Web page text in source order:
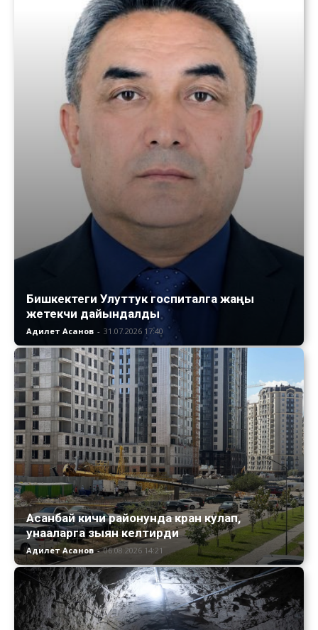
Бишкектеги Улуттук госпиталга жаңы
жетекчи дайындалды
Адилет Асанов - 31.07.2026 17:40
Асанбай кичи районунда кран кулап,
унааларга зыян келтирди
Адилет Асанов - 06.08.2026 14:21